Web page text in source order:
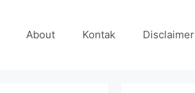
About Kontak Disclaimer